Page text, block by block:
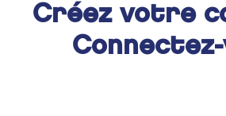
Créez votre